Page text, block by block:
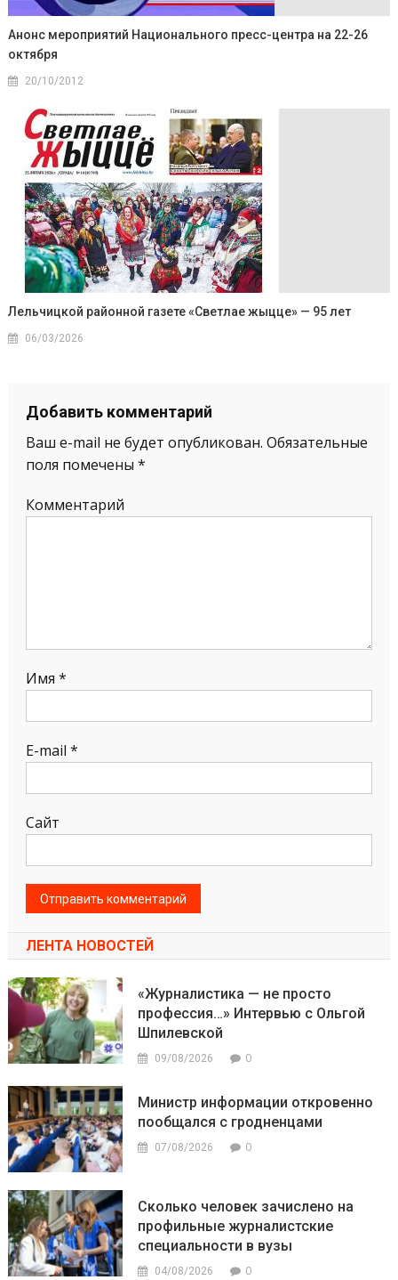
Анонс мероприятий Национального пресс-центра на 22-26
октября
20/10/2012
Лельчицкой районной газете «Светлае жыцце» — 95 лет
06/03/2026
Добавить комментарий
Ваш e-mail не будет опубликован. Обязательные
поля помечены *
Комментарий
Имя *
E-mail *
Сайт
ЛЕНТА НОВОСТЕЙ
«Журналистика — не просто
профессия…» Интервью с Ольгой
Шпилевской
09/08/2026 0
Министр информации откровенно
пообщался с гродненцами
07/08/2026 0
Сколько человек зачислено на
профильные журналистские
специальности в вузы
04/08/2026 0